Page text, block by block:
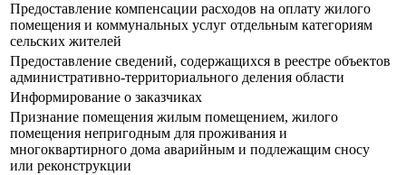
Предоставление компенсации расходов на оплату жилого
помещения и коммунальных услуг отдельным категориям
сельских жителей
Предоставление сведений, содержащихся в реестре объектов
административно-территориального деления области
Информирование о заказчиках
Признание помещения жилым помещением, жилого
помещения непригодным для проживания и
многоквартирного дома аварийным и подлежащим сносу
или реконструкции